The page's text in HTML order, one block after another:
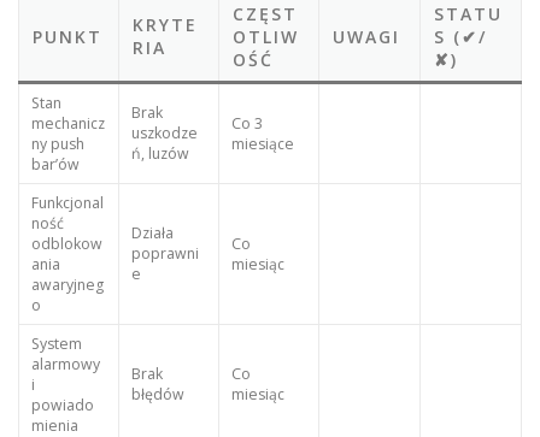
PUNKT
KRYTE
RIA
CZĘST
OTLIW
OŚĆ
UWAGI
STATU
S (✔/
✘)
Stan
mechanicz
ny push
bar’ów
Brak
uszkodze
ń, luzów
Co 3
miesiące
Funkcjonal
ność
odblokow
ania
awaryjneg
o
Działa
poprawni
e
Co
miesiąc
System
alarmowy
i
powiado
mienia
Brak
błędów
Co
miesiąc